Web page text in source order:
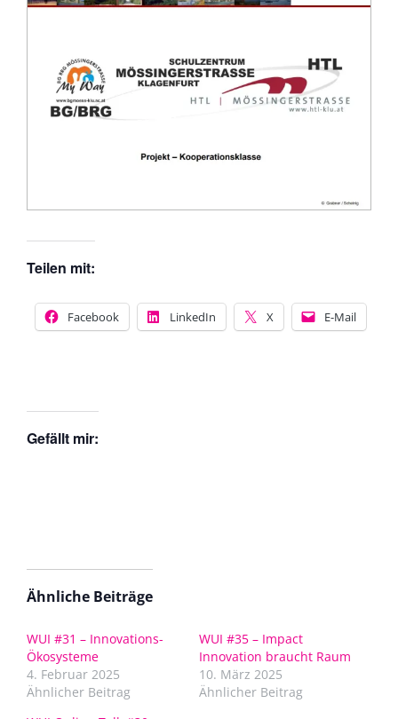
Teilen mit:
Facebook LinkedIn X E-Mail
Gefällt mir:
Ähnliche Beiträge
WUI #31 – Innovations-
Ökosysteme
4. Februar 2025
Ähnlicher Beitrag
WUI #35 – Impact
Innovation braucht Raum
10. März 2025
Ähnlicher Beitrag